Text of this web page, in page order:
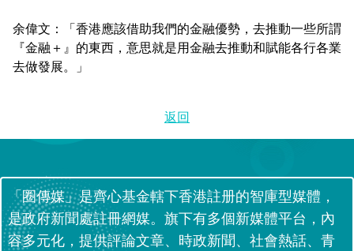
余偉文：「香港應該借助我們的金融優勢，去推動一些所謂
『金融＋』的東西，意思就是用金融去推動和賦能各行各業
去做發展。」
返回
「圈傳媒」是齊心基金轄下香港註册的智庫型媒體，
是政府新聞處註冊網媒。旗下有多個新媒體平台，內
容多元化，提供評論文章、時政新聞、社會熱話、青